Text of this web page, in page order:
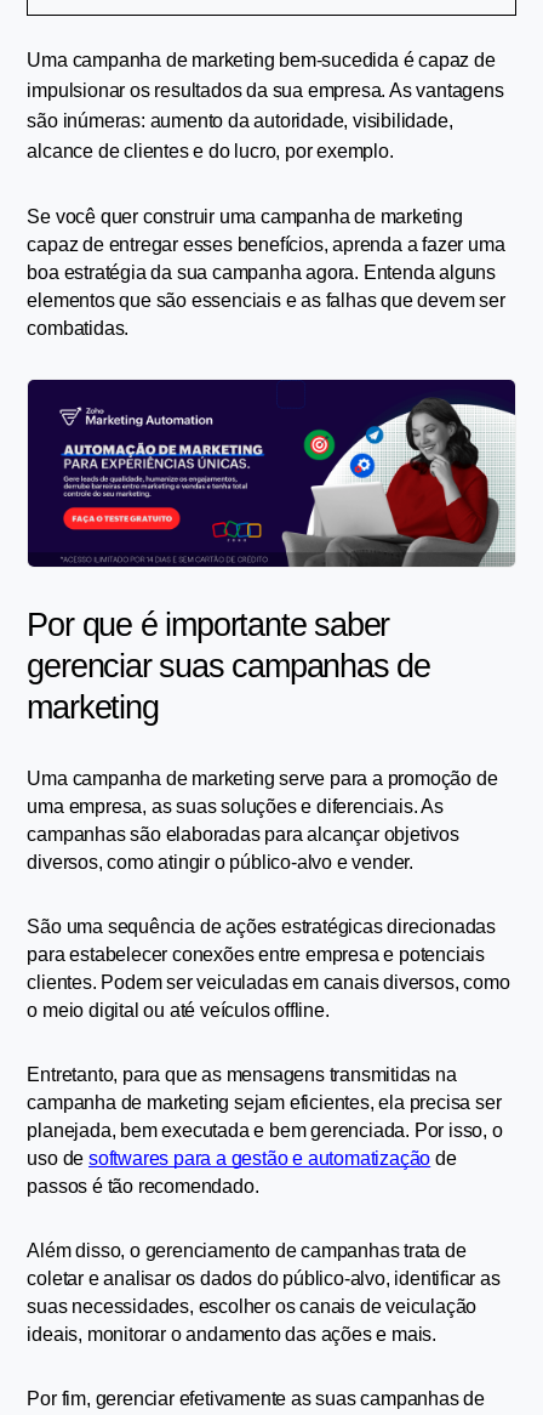
Uma campanha de marketing bem-sucedida é capaz de
impulsionar os resultados da sua empresa. As vantagens
são inúmeras: aumento da autoridade, visibilidade,
alcance de clientes e do lucro, por exemplo.
Se você quer construir uma campanha de marketing
capaz de entregar esses benefícios, aprenda a fazer uma
boa estratégia da sua campanha agora. Entenda alguns
elementos que são essenciais e as falhas que devem ser
combatidas.
Por que é importante saber
gerenciar suas campanhas de
marketing
Uma campanha de marketing serve para a promoção de
uma empresa, as suas soluções e diferenciais. As
campanhas são elaboradas para alcançar objetivos
diversos, como atingir o público-alvo e vender.
São uma sequência de ações estratégicas direcionadas
para estabelecer conexões entre empresa e potenciais
clientes. Podem ser veiculadas em canais diversos, como
o meio digital ou até veículos offline.
Entretanto, para que as mensagens transmitidas na
campanha de marketing sejam eficientes, ela precisa ser
planejada, bem executada e bem gerenciada. Por isso, o
uso de softwares para a gestão e automatização de
passos é tão recomendado.
Além disso, o gerenciamento de campanhas trata de
coletar e analisar os dados do público-alvo, identificar as
suas necessidades, escolher os canais de veiculação
ideais, monitorar o andamento das ações e mais.
Por fim, gerenciar efetivamente as suas campanhas de